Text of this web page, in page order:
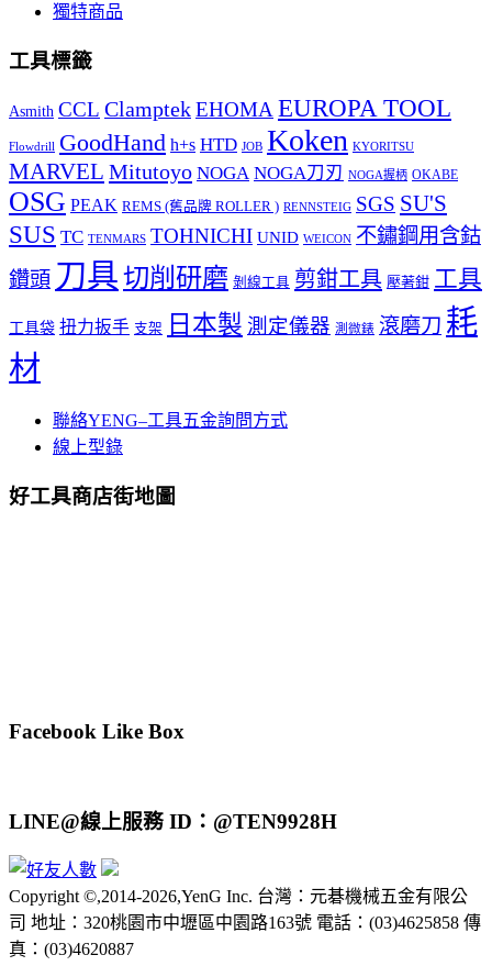
獨特商品
工具標籤
Asmith CCL ClamptekEHOMAEUROPA TOOL
Flowdrill GoodHand h+s HTD JOB Koken KYORITSU
MARVEL Mitutoyo NOGA NOGA刀刃 NOGA握柄 OKABE
OSG PEAK REMS (舊品牌 ROLLER ) RENNSTEIG SGS SU'S
SUS TC TENMARS TOHNICHI UNID WEICON 不鏽鋼用含鈷
鑽頭 刀具切削研磨 剝線工具 剪鉗工具 壓著鉗 工具
工具袋 扭力扳手 支架 日本製 測定儀器 測微錶 滾磨刀 耗
材
聯絡YENG–工具五金詢問方式
線上型錄
好工具商店街地圖
Facebook Like Box
LINE@線上服務 ID：@TEN9928H
Copyright ©,2014-2026,YenG Inc. 台灣：元碁機械五金有限公
司 地址：320桃園市中壢區中園路163號 電話：(03)4625858 傳
真：(03)4620887